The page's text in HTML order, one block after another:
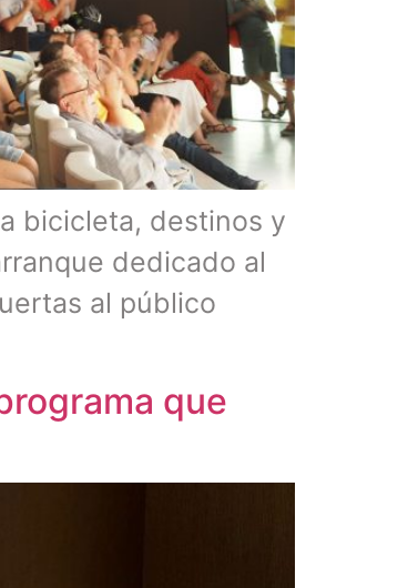
bicicleta, destinos y
dedicado al
al público
que